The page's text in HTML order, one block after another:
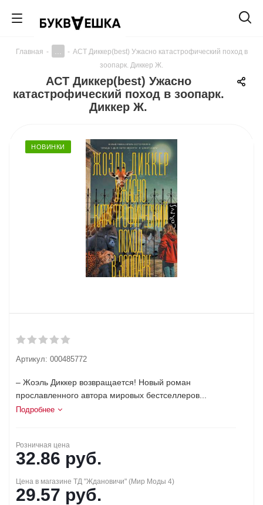
Главная - - АСТ Диккер(best) Ужасно катастрофический поход в
зоопарк. Диккер Ж.
АСТ Диккер(best) Ужасно
катастрофический поход в зоопарк.
Диккер Ж.
НОВИНКИ
Артикул: 000485772
– Жоэль Диккер возвращается! Новый роман
прославленного автора мировых бестселлеров...
Подробнее
Розничная цена
32.86 руб.
Цена в магазине ТД "Ждановичи" (Мир Моды 4)
29.57 руб.